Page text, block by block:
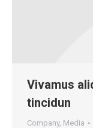
Vivamus
tincidun
Company, Media